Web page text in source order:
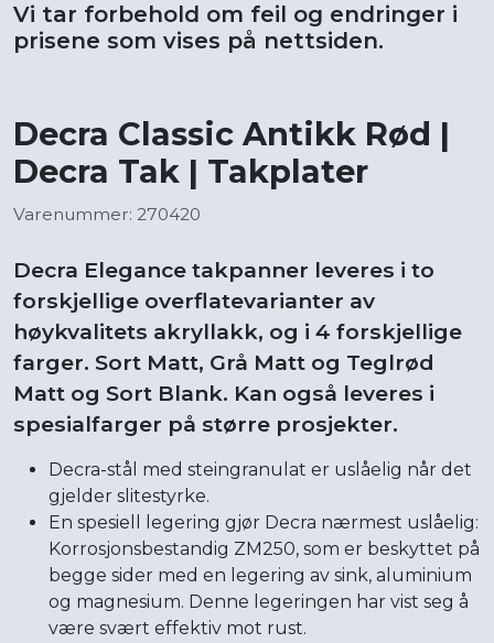
Vi tar forbehold om feil og endringer i
prisene som vises på nettsiden.
Decra Classic Antikk Rød |
Decra Tak | Takplater
Varenummer: 270420
Decra Elegance takpanner leveres i to
forskjellige overflatevarianter av
høykvalitets akryllakk, og i 4 forskjellige
farger. Sort Matt, Grå Matt og Teglrød
Matt og Sort Blank. Kan også leveres i
spesialfarger på større prosjekter.
Decra-stål med steingranulat er uslåelig når det
gjelder slitestyrke.
En spesiell legering gjør Decra nærmest uslåelig:
Korrosjonsbestandig ZM250, som er beskyttet på
begge sider med en legering av sink, aluminium
og magnesium. Denne legeringen har vist seg å
være svært effektiv mot rust.